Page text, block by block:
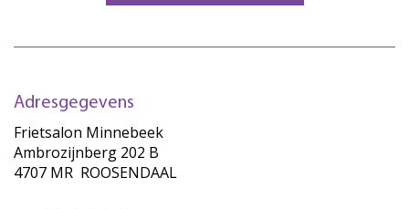
Adresgegevens
Frietsalon Minnebeek
Ambrozijnberg 202 B
4707 MR ROOSENDAAL